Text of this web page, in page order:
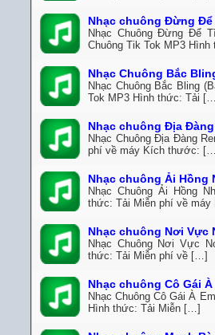
Nhạc chuông Đừng Để
Nhạc Chuông Đừng Để
Chuông Tik Tok MP3
Nhạc Chuông Bắc
Nhạc Chuông Bắc Bling
Tok MP3 Hình thức: Tải
Nhạc chuông Địa
Nhạc Chuông Địa Đàng
phí về máy Kích thước:
Nhạc chuông Ải Hồng
Nhạc Chuông Ải Hồng
thức: Tải Miễn phí về
Nhạc chuông Nơi Vực
Nhạc Chuông Nơi Vực
thức: Tải Miễn phí về […]
Nhạc chuông Cô Gái
Nhạc Chuông Cô Gái À
Hình thức: Tải Miễn […]